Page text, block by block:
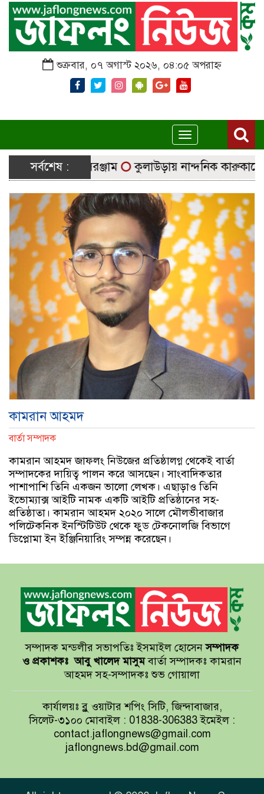
শুক্রবার, ০৭ অগাস্ট ২০২৬, ০৪:০৫ অপরাহ্ন
Toggle
navigation
সর্বশেষ :
যাচ্ছে নির্বাচনি সরঞ্জাম কুলাউড়ায় নান্দনিক
কামরান আহমদ
বার্তা সম্পাদক
কামরান আহমদ জাফলং নিউজের প্রতিষ্ঠালগ্ন থেকেই বার্তা
সম্পাদকের দায়িত্ব পালন করে আসছেন। সাংবাদিকতার
পাশাপাশি তিনি একজন ভালো লেখক। এছাড়াও তিনি
ইভোম্যাক্স আইটি নামক একটি আইটি প্রতিষ্ঠানের সহ-
প্রতিষ্ঠাতা। কামরান আহমদ ২০২০ সালে মৌলভীবাজার
পলিটেকনিক ইনস্টিটিউট থেকে ফুড টেকনোলজি বিভাগে
ডিপ্লোমা ইন ইঞ্জিনিয়ারিং সম্পন্ন করেছেন।
সম্পাদক মন্ডলীর সভাপতিঃ ইসমাইল হোসেনসম্পাদক
ও প্রকাশকঃ আবু খালেদ মাসুমবার্তা সম্পাদকঃ কামরান
আহমদ সহ-সম্পাদকঃ শুভ গোয়ালা
কার্যালয়ঃ ব্লু ওয়াটার শপিং সিটি, জিন্দাবাজার,
সিলেট-৩১০০ মোবাইল : 01838-306383 ইমেইল :
contact.jaflongnews@gmail.com
jaflongnews.bd@gmail.com